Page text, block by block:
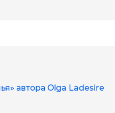
автора Olga Ladesire